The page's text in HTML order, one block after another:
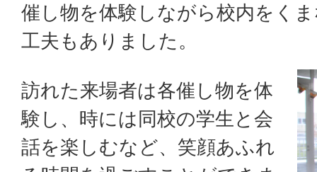
催し物を体験しながら校内をく
工夫もありました。
訪れた来場者は各催し物を体
験し、時には同校の学生と会
話を楽しむなど、笑顔あふれ